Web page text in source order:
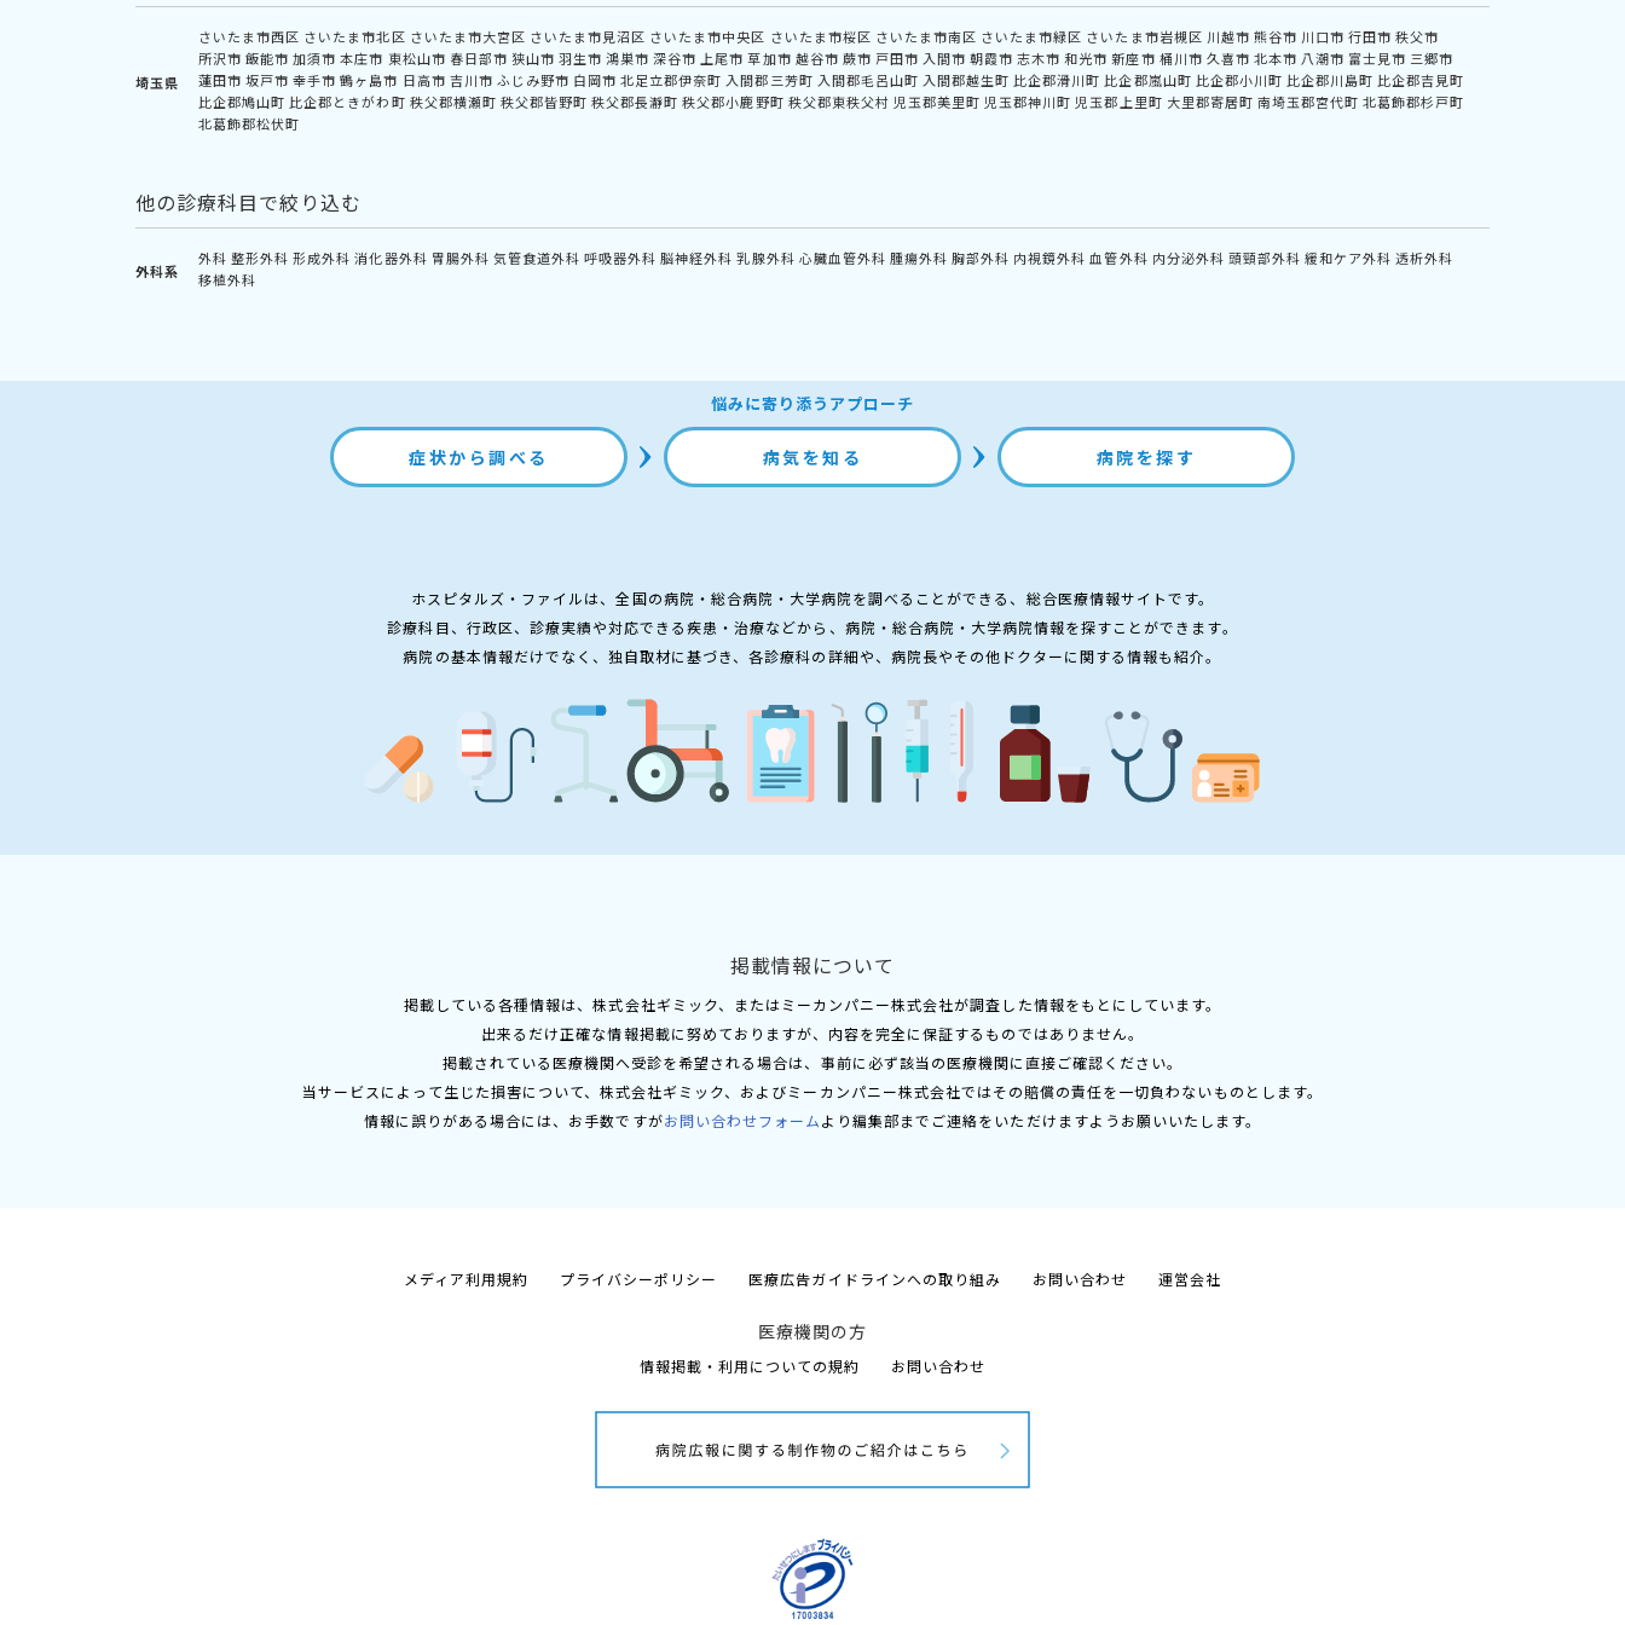
埼玉県
さいたま市西区 さいたま市北区 さいたま市大宮区 さいたま市見沼区 さいたま市中央区 さいたま市桜区 さいたま市南区 さいたま市緑区 さいたま市岩槻区 川越市 熊谷市 川口市 行田市 秩父市
所沢市 飯能市 加須市 本庄市 東松山市 春日部市 狭山市 羽生市 鴻巣市 深谷市 上尾市 草加市 越谷市 蕨市 戸田市 入間市 朝霞市 志木市 和光市 新座市 桶川市 久喜市 北本市 八潮市 富士見市 三郷市
蓮田市 坂戸市 幸手市 鶴ヶ島市 日高市 吉川市 ふじみ野市 白岡市 北足立郡伊奈町 入間郡三芳町 入間郡毛呂山町 入間郡越生町 比企郡滑川町 比企郡嵐山町 比企郡小川町 比企郡川島町 比企郡吉見町
比企郡鳩山町 比企郡ときがわ町 秩父郡横瀬町 秩父郡皆野町 秩父郡長瀞町 秩父郡小鹿野町 秩父郡東秩父村 児玉郡美里町 児玉郡神川町 児玉郡上里町 大里郡寄居町 南埼玉郡宮代町 北葛飾郡杉戸町
北葛飾郡松伏町
他の診療科目で絞り込む
外科系
外科 整形外科 形成外科 消化器外科 胃腸外科 気管食道外科 呼吸器外科 脳神経外科 乳腺外科 心臓血管外科 腫瘍外科 胸部外科 内視鏡外科 血管外科 内分泌外科 頭頸部外科 緩和ケア外科 透析外科
移植外科
悩みに寄り添うアプローチ
症状から調べる 病気を知る 病院を探す
ホスピタルズ・ファイルは、全国の病院・総合病院・大学病院を調べることができる、総合医療情報サイトです。
診療科目、行政区、診療実績や対応できる疾患・治療などから、病院・総合病院・大学病院情報を探すことができます。
病院の基本情報だけでなく、独自取材に基づき、各診療科の詳細や、病院長やその他ドクターに関する情報も紹介。
掲載情報について
掲載している各種情報は、株式会社ギミック、またはミーカンパニー株式会社が調査した情報をもとにしています。
出来るだけ正確な情報掲載に努めておりますが、内容を完全に保証するものではありません。
掲載されている医療機関へ受診を希望される場合は、事前に必ず該当の医療機関に直接ご確認ください。
当サービスによって生じた損害について、株式会社ギミック、およびミーカンパニー株式会社ではその賠償の責任を一切負わないものとします。
情報に誤りがある場合には、お手数ですがお問い合わせフォームより編集部までご連絡をいただけますようお願いいたします。
メディア利用規約 プライバシーポリシー 医療広告ガイドラインへの取り組み お問い合わせ 運営会社
医療機関の方
情報掲載・利用についての規約 お問い合わせ